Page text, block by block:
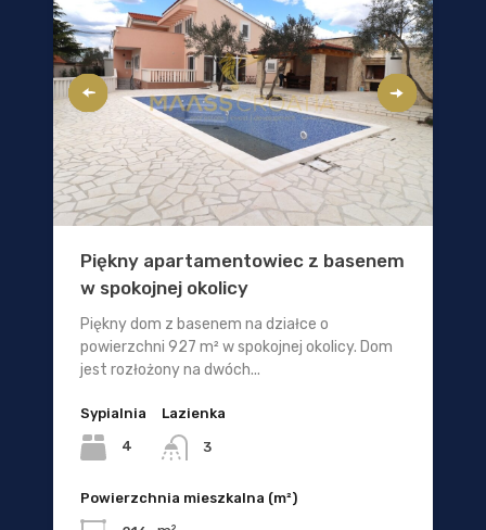
Piękny apartamentowiec z basenem
w spokojnej okolicy
Piękny dom z basenem na działce o
powierzchni 927 m² w spokojnej okolicy. Dom
jest rozłożony na dwóch...
Sypialnia
4
Lazienka
3
Powierzchnia mieszkalna (m²)